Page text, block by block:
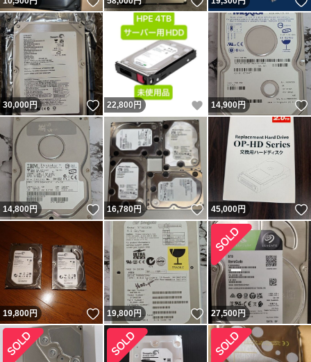
30,000円 いいね！
22,800 円 いいね！
14,900円
14,800円 いいね！
16,780円 いいね！
45,000円
19,800円 いいね！
19,800円 いいね！
27,500円